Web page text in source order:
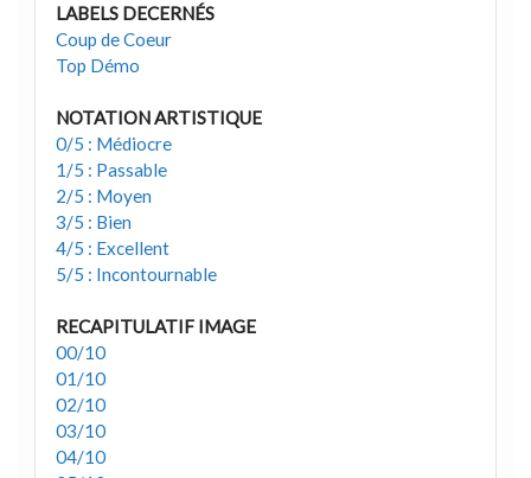
LABELS DECERNÉS
Coup de Coeur
Top Démo
NOTATION ARTISTIQUE
0/5 : Médiocre
1/5 : Passable
2/5 : Moyen
3/5 : Bien
4/5 : Excellent
5/5 : Incontournable
RECAPITULATIF IMAGE
00/10
01/10
02/10
03/10
04/10